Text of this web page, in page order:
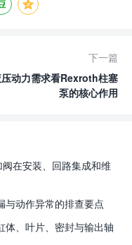
下一篇
动力需求看Rexroth柱塞
泵的核心作用
在安装、回路集成和维
与动作异常的排查要点
体、叶片、密封与输出轴